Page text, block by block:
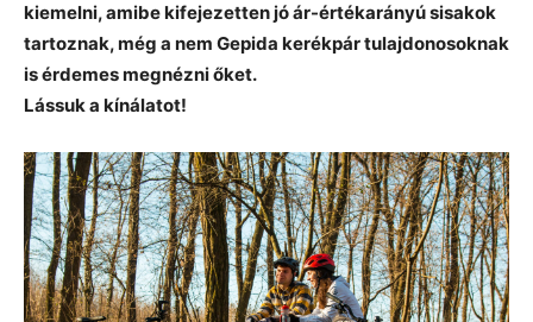
kiemelni, amibe kifejezetten jó ár-értékarányú sisakok
tartoznak, még a nem Gepida kerékpár tulajdonosoknak
is érdemes megnézni őket.
Lássuk a kínálatot!